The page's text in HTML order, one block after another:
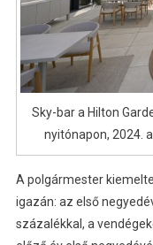
Sky-bar a Hilton
nyitónapon, 2024.
A polgármester
igazán: az első
százalékkal, a